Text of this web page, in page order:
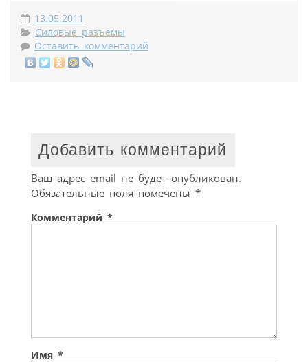
13.05.2011
Силовые разъемы
Оставить комментарий
Добавить комментарий
Ваш адрес email не будет опубликован.
Обязательные поля помечены *
Комментарий *
Имя *